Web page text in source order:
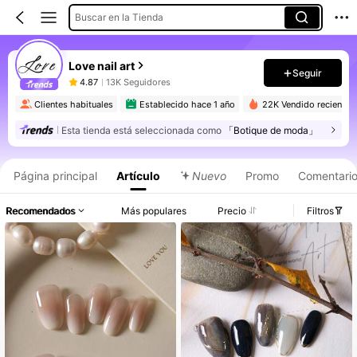
Buscar en la Tienda
Love nail art
4.87 13K Seguidores
Seguir
Clientes habituales Establecido hace 1 año 22K Vendido
Esta tienda está seleccionada como 「Botique de moda」
Página principal Artículo Nuevo Promo
Recomendados Más populares Precio Filtros